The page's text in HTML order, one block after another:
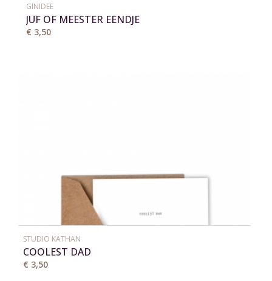
GINIDEE
JUF OF MEESTER EENDJE
€ 3,50
STUDIO KATHAN
COOLEST DAD
€ 3,50